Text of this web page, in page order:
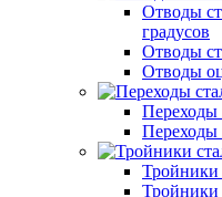
Отводы
градусов
Отводы
Отводы
Переходы
Переходы
Тройники
Тройники